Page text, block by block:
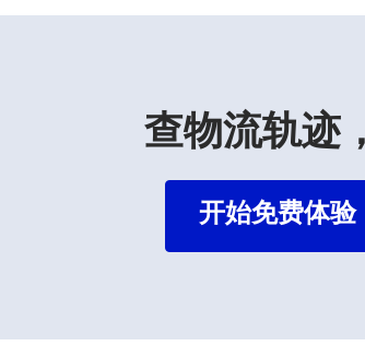
查物流轨迹
开始免费体验